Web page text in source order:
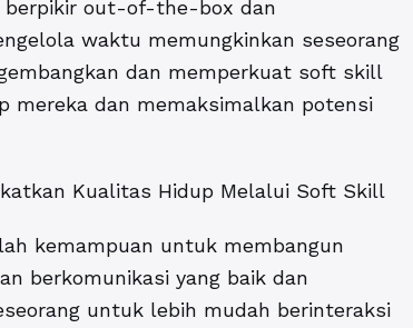
berpikir out-of-the-box dan
waktu memungkinkan seseorang
dan memperkuat soft skill
mereka dan memaksimalkan potensi
Kualitas Hidup Melalui Soft Skill
kemampuan untuk membangun
berkomunikasi yang baik dan
untuk lebih mudah berinteraksi